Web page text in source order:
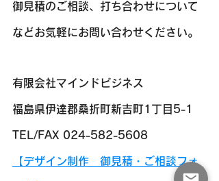
​​御見積のご相談、打ち合わせについて
などお気軽にお問い合わせください。
有限会社マインドビジネス
福島県伊達郡桑折町新吉町1丁目5-1
TEL/FAX 024-582-5608
【デザイン制作　御見積・ご相談フォ